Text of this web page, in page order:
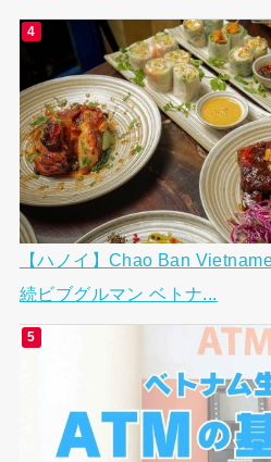
【ハノイ】Chao Ban
続ビブグルマン ベトナ...